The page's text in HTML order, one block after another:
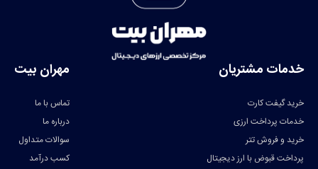
خدمات مشتریان
خرید گیفت کارت
خدمات پرداخت ارزی
خرید و فروش تتر
پرداخت قبوض با ارز دیجیتال
مهران بیت
تماس با ما
درباره ما
سوالات متداول
کسب درآمد